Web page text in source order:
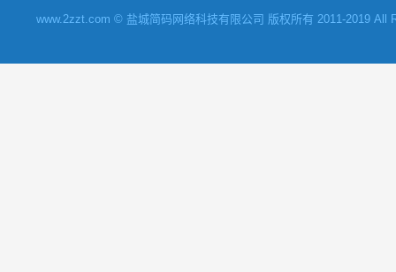
www.2zzt.com © 盐城简码网络科技有限公司 版权所有 2011-2019